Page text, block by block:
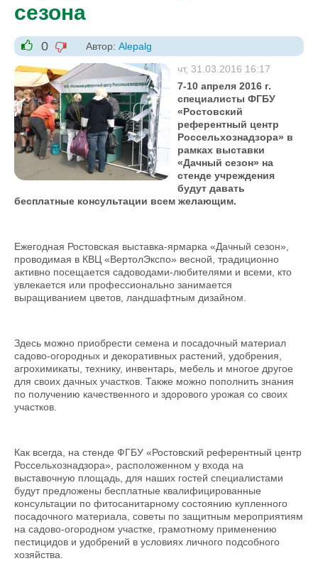
сезона
+1
0
-1
Автор: Alepalg
чт, 31.03.2016 16:17
7-10 апреля 2016 г.
специалисты ФГБУ
«Ростовский
референтный центр
Россельхознадзора» в
рамках выставки
«Дачный сезон» на
стенде учреждения
будут давать
бесплатные консультации всем желающим.
Ежегодная Ростовская выставка-ярмарка «Дачный сезон»,
проводимая в КВЦ «ВертолЭкспо» весной, традиционно
активно посещается садоводами-любителями и всеми, кто
увлекается или профессионально занимается
выращиванием цветов, ландшафтным дизайном.
Здесь можно приобрести семена и посадочный материал
садово-огородных и декоративных растений, удобрения,
агрохимикаты, технику, инвентарь, мебель и многое другое
для своих дачных участков. Также можно пополнить знания
по получению качественного и здорового урожая со своих
участков.
Как всегда, на стенде ФГБУ «Ростовский референтный центр
Россельхознадзора», расположенном у входа на
выставочную площадь, для наших гостей специалистами
будут предложены бесплатные квалифицированные
консультации по фитосанитарному состоянию купленного
посадочного материала, советы по защитным мероприятиям
на садово-огородном участке, грамотному применению
пестицидов и удобрений в условиях личного подсобного
хозяйства.